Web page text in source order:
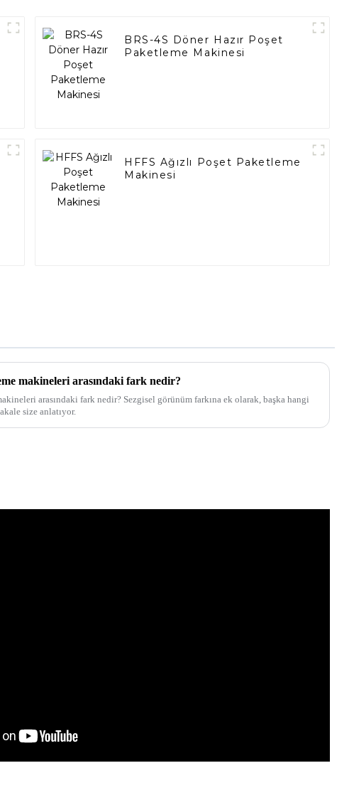
BRS-4S Döner Hazır Poşet
Paketleme Makinesi
HFFS Ağızlı Poşet Paketleme
Makinesi
makineleri arasındaki fark nedir?
arasındaki fark nedir? Sezgisel görünüm farkına ek olarak, başka hangi
size anlatıyor.